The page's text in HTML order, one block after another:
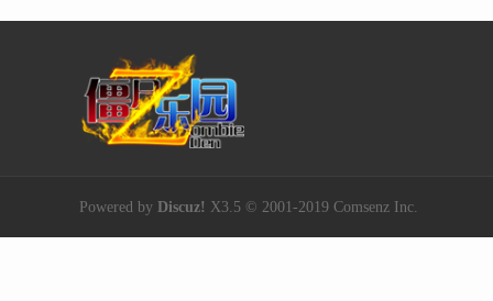
Powered by Discuz! X3.5 © 2001-2019 Comsenz Inc.